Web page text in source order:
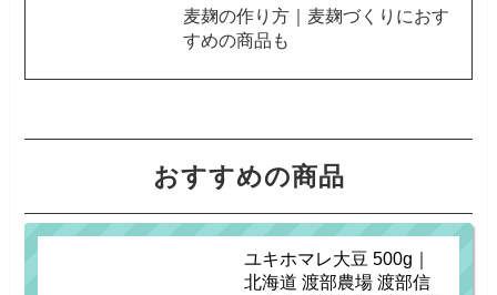
麦麹の作り方｜麦麹づくりにおす
すめの商品も
おすすめの商品
ユキホマレ大豆 500g｜
北海道 渡部農場 渡部信